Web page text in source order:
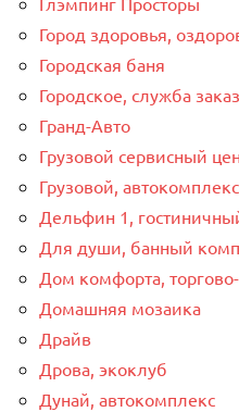
Город здоровья,
Городская баня
Городское, служба
Гранд-Авто
Грузовой сервисный
Грузовой, автокомплекс
Дельфин 1,
Для души, банный
Дом комфорта,
Домашняя мозаика
Драйв
Дрова, экоклуб
Дунай, автокомплекс